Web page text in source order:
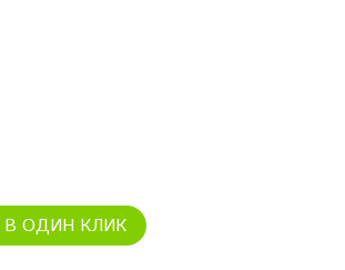
В ОДИН КЛИК